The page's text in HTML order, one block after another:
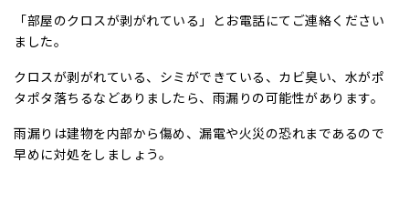
「部屋のクロスが剥がれている」とお電話にてご連絡ください
ました。
クロスが剥がれている、シミができている、カビ臭い、水がポ
タポタ落ちるなどありましたら、雨漏りの可能性があります。
雨漏りは建物を内部から傷め、漏電や火災の恐れまであるので
早めに対処をしましょう。